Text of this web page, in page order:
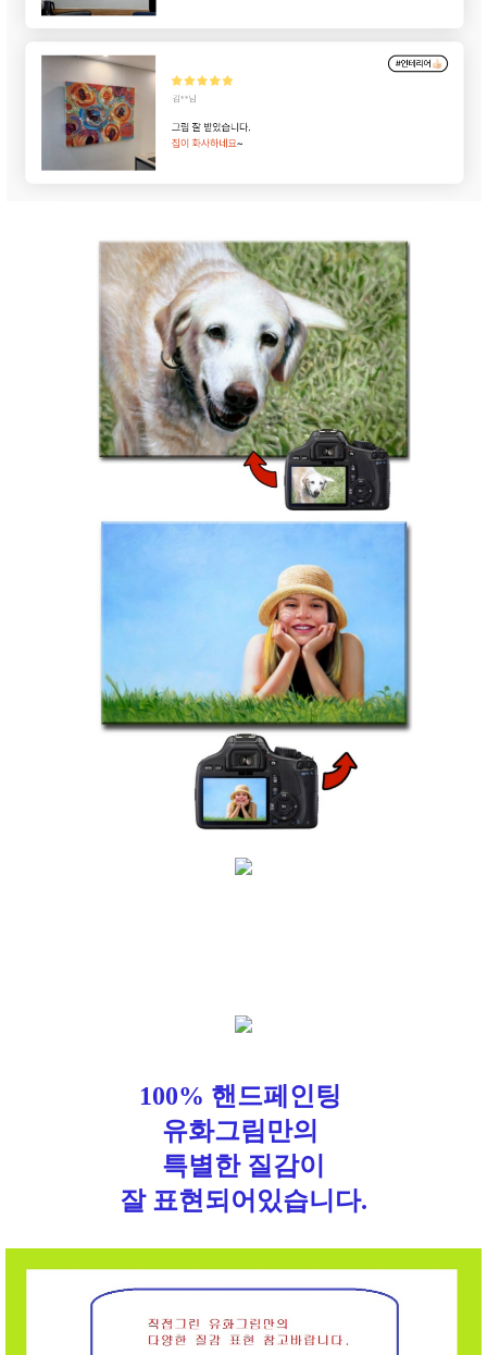
100% 핸드페인팅
유화그림만의
특별한 질감이
잘 표현되어있습니다.